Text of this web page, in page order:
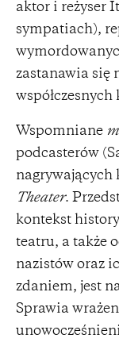
aktor i reżyser
sympatiach),
zastanawia się
Wspomniane
podcasterów
nagrywających
Theater.
kontekst
teatru, a także
nazistów oraz
zdaniem, jest
Sprawia